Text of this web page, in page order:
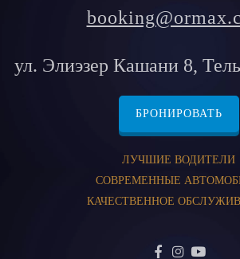
ул. Элиэзер Кашани 8,
БРОНИРОВАТЬ
ЛУЧШИЕ ВОДИТЕЛИ
СОВРЕМЕННЫЕ
КАЧЕСТВЕННОЕ